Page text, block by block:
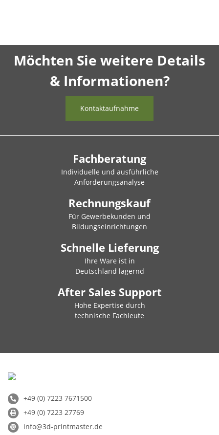
Möchten Sie weitere Details
& Informationen?
Kontaktaufnahme
Fachberatung
Individuelle und ausführliche
Anforderungsanalyse
Rechnungskauf
Für Gewerbekunden und
Bildungseinrichtungen
Schnelle Lieferung
Ihre Ware ist in
Deutschland lagernd
After Sales Support
Hohe Expertise durch
technische Fachleute
+49 (0) 7223 7671500
+49 (0) 7223 27769
info@3d-printmaster.de